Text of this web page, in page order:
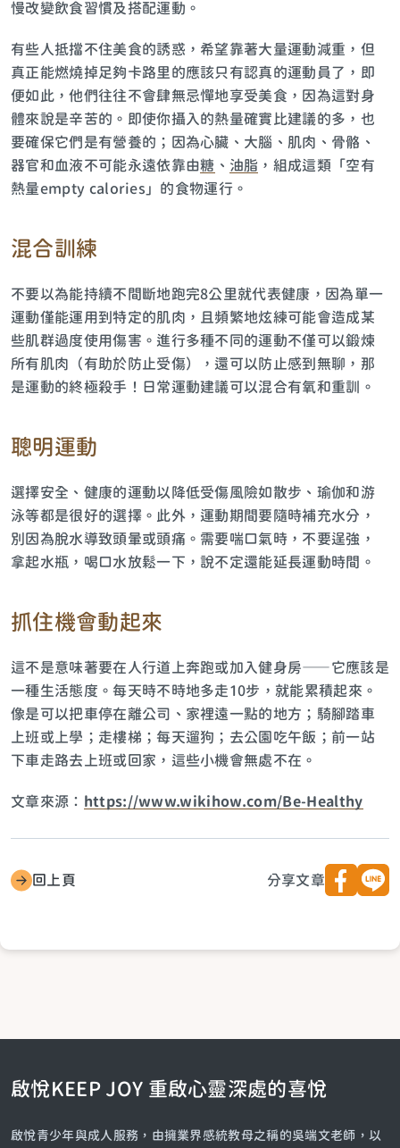
慢改變飲食習慣及搭配運動。
有些人抵擋不住美食的誘惑，希望靠著大量運動減重，但
真正能燃燒掉足夠卡路里的應該只有認真的運動員了，即
便如此，他們往往不會肆無忌憚地享受美食，因為這對身
體來說是辛苦的。即使你攝入的熱量確實比建議的多，也
要確保它們是有營養的；因為心臟、大腦、肌肉、骨骼、
器官和血液不可能永遠依靠由糖 、 油脂 ，組成這類「空有
熱量empty calories」的食物運行。
混合訓練
不要以為能持續不間斷地跑完8公里就代表健康，因為單一
運動僅能運用到特定的肌肉，且頻繁地炫練可能會造成某
些肌群過度使用傷害。進行多種不同的運動不僅可以鍛煉
所有肌肉（有助於防止受傷），還可以防止感到無聊，那
是運動的終極殺手！日常運動建議可以混合有氧和重訓。
聰明運動
選擇安全、健康的運動以降低受傷風險如散步、瑜伽和游
泳等都是很好的選擇。此外，運動期間要隨時補充水分，
別因為脫水導致頭暈或頭痛。需要喘口氣時，不要逞強，
拿起水瓶，喝口水放鬆一下，說不定還能延長運動時間。
抓住機會動起來
這不是意味著要在人行道上奔跑或加入健身房——它應該是
一種生活態度。每天時不時地多走10步，就能累積起來。
像是可以把車停在離公司、家裡遠一點的地方；騎腳踏車
上班或上學；走樓梯；每天遛狗；去公園吃午飯；前一站
下車走路去上班或回家，這些小機會無處不在。
文章來源： https://www.wikihow.com/Be-Healthy
回上頁 分享文章
啟悅KEEP JOY 重啟心靈深處的喜悅
啟悅青少年與成人服務，由擁業界感統教母之稱的吳端文老師，以